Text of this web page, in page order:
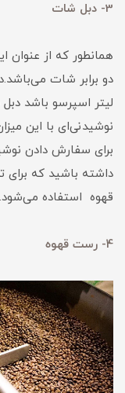
3- دبل شات
همانطور که از
لیتر اسپرسو باشد
نوشیدنی‌ای با این
برای سفارش دادن
داشته باشید که برای
قهوه استفاده می‌شود.
4- رست قهوه